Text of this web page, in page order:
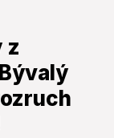
z
len